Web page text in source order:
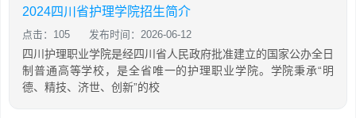
2024四川省护理学院招生简介
点击：105 发布时间：2026-06-12
四川护理职业学院是经四川省人民政府批准建立的国家公办全日
制普通高等学校，是全省唯一的护理职业学院。学院秉承“明
德、精技、济世、创新”的校